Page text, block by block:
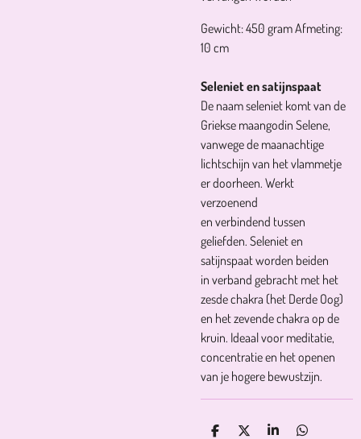
Gewicht: 450 gram Afmeting:
10 cm
Seleniet en satijnspaat
De naam seleniet komt van de
Griekse maangodin Selene,
vanwege de maanachtige
lichtschijn van het vlammetje
er doorheen. Werkt
verzoenend
en verbindend tussen
geliefden. Seleniet en
satijnspaat worden beiden
in verband gebracht met het
zesde chakra (het Derde Oog)
en het zevende chakra op de
kruin. Ideaal voor meditatie,
concentratie en het openen
van je hogere bewustzijn.
D D S D